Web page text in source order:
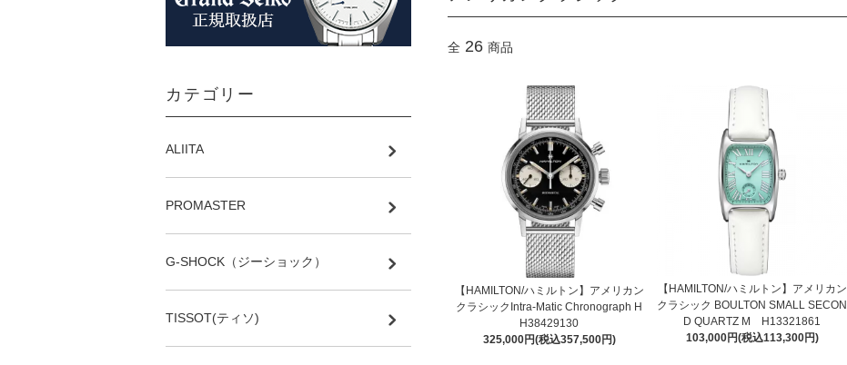
全 26 商品
【HAMILTON/ハミルトン】アメリカン
クラシックIntra-Matic Chronograph H
H38429130
325,000円(税込357,500円)
【HAMILTON/ハミルトン】アメリカン
クラシック BOULTON SMALL SECON
D QUARTZ M H13321861
103,000円(税込113,300円)
カテゴリー
ALIITA
PROMASTER
G-SHOCK（ジーショック）
TISSOT(ティソ)